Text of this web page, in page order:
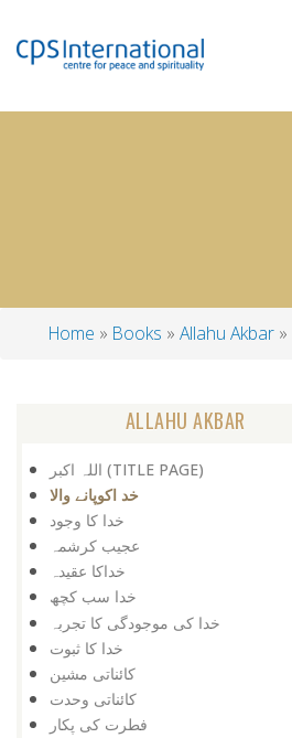
Home Books Allahu Akbar
ALLAHU AKBAR
اللہ اکبر (TITLE PAGE)
خد اکوپانے والا
خدا کا وجود
عجیب کرشمہ
خداکا عقیدہ
خدا سب کچھ
خدا کی موجودگی کا تجربہ
خدا کا ثبوت
کائناتی مشین
کائناتی وحدت
فطرت کی پکار